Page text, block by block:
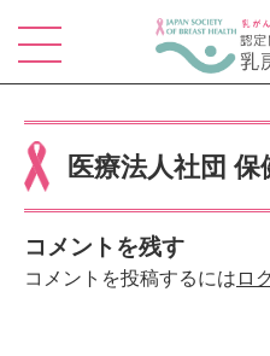
医療法人社団
コメントを残す
コメントを投稿するには ロ